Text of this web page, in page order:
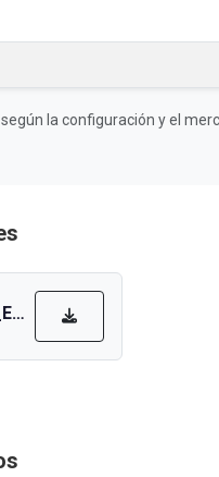
la configuración y el
DEVELON Product Line_EN_low